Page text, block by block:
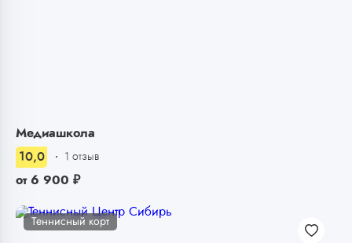
Медиашкола
10,0
1 отзыв
от 6 900 ₽
Теннисный корт